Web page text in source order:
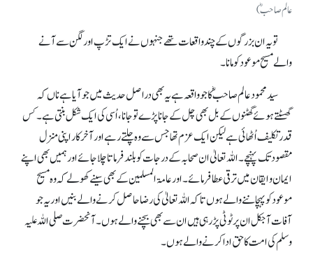
عالم صاحبؓ)
تو یہ ان بزرگوں کے چند واقعات تھے جنہوں نے ایک تڑپ اور لگن سے آنے
والے مسیح موعود کو مانا۔
سید محمود عالم صاحب ؓ کا جو واقعہ ہے یہ بھی دراصل حدیث میں جو آیا ہے ناں کہ
گھسٹتے ہوئے گھٹنوں کے بل بھی چل کے جانا پڑے تو جانا، اُسی کی ایک شکل بنتی ہے۔ کس
قدر تکلیف اُٹھائی ہے لیکن ایک عزم تھا جس سے وہ چلتے رہے اور آخر کار اپنی منزل
مقصود تک پہنچے۔ اللہ تعالیٰ ان صحابہ کے درجات کو بلند فرماتا چلا جائے اور ہمیں بھی اپنے
ایمان و ایقان میں ترقی عطا فرمائے۔ اور عامۃ المسلمین کے بھی سینے کھولے کہ وہ مسیح
موعود کو پہچاننے والے ہوں تا کہ اللہ تعالیٰ کی رضا حاصل کرنے والے بنیں اور یہ جو
آفات آجکل ان پر ٹوٹی پڑ رہی ہیں ان سے بھی بچنے والے ہوں۔ آنحضرت صلی اللہ علیہ
وسلم کی امت کا حق ادا کرنے والے ہوں۔